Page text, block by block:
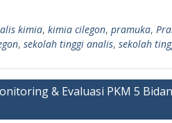
kimia, kimia cilegon, pramuka,
, sekolah tinggi analis, sekolah
& Evaluasi PKM 5